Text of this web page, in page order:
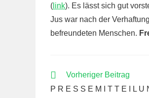
( link). Es lässt sich gut
Jus war nach der
befreundeten Menschen.
WEITERE
ANSEHEN
Vorheriger Beitrag
P R E S S E M I T T E I L U